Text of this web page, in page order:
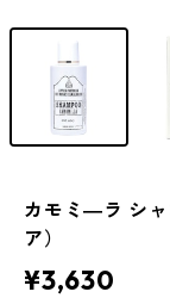
カモミ―ラ シャ
ア）
¥3,630